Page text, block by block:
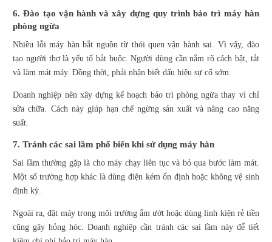
6. Đào tạo vận hành và xây dựng quy trình bảo trì máy hàn
phòng ngừa
Nhiều lỗi máy hàn bắt nguồn từ thói quen vận hành sai. Vì vậy, đào
tạo người thợ là yếu tố bắt buộc. Người dùng cần nắm rõ cách bật, tắt
và làm mát máy. Đồng thời, phải nhận biết dấu hiệu sự cố sớm.
Doanh nghiệp nên xây dựng kế hoạch bảo trì phòng ngừa thay vì chỉ
sửa chữa. Cách này giúp hạn chế ngừng sản xuất và nâng cao năng
suất.
7. Tránh các sai lầm phổ biến khi sử dụng máy hàn
Sai lầm thường gặp là cho máy chạy liên tục và bỏ qua bước làm mát.
Một số trường hợp khác là dùng điện kém ổn định hoặc không vệ sinh
định kỳ.
Ngoài ra, đặt máy trong môi trường ẩm ướt hoặc dùng linh kiện rẻ tiền
cũng gây hỏng hóc. Doanh nghiệp cần tránh các sai lầm này để tiết